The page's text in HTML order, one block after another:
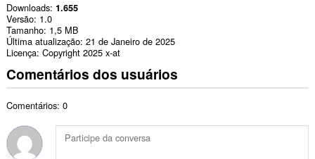
Downloads 1.655
Versão 1.0
Tamanho 1,5 MB
Última atualização 21 de Janeiro de 2025
Licença Copyright 2025 x-at
Comentários dos usuários
Comentários: 0